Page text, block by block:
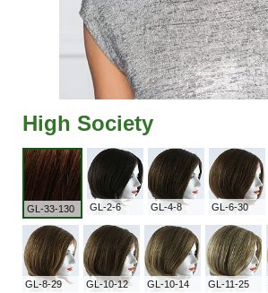
High Society
GL-33-130 GL-2-6 GL-4-8 GL-6-30
GL-8-29 GL-10-12 GL-10-14 GL-11-25